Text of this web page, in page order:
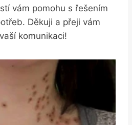
vám pomohu s řešením
Děkuji a přeji vám
komunikaci!